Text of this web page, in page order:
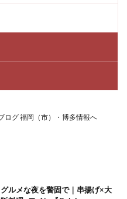
グルメな夜を警固で｜串揚げ×大